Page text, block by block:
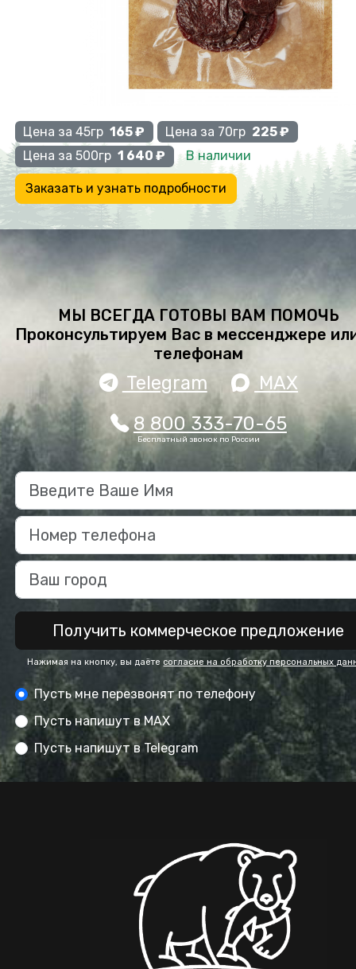
Цена за 45гр165 ₽ Цена за 70гр 225 ₽
Цена за 500гр1 640 ₽ В наличии
Заказать и узнать подробности
МЫ ВСЕГДА ГОТОВЫ ВАМ ПОМОЧЬ
Проконсультируем Вас в мессенджере
телефонам
Telegram
MAX
8 800 333-70-65
Бесплатный звонок по России
Получить коммерческое предложение
Нажимая на кнопку, вы даёте согласие на обработку персональных
Пусть мне перезвонят по телефону
Пусть напишут в MAX
Пусть напишут в Telegram